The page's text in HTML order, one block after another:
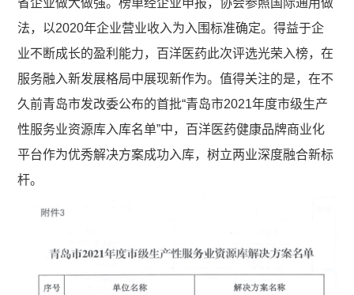
省企业做大做强。榜单经企业申报，协会参照国际通用做
法，以2020年企业营业收入为入围标准确定。得益于企
业不断成长的盈利能力，百洋医药此次评选光荣入榜，在
服务融入新发展格局中展现新作为。值得关注的是，在不
久前青岛市发改委公布的首批“青岛市2021年度市级生产
性服务业资源库入库名单”中，百洋医药健康品牌商业化
平台作为优秀解决方案成功入库，树立两业深度融合新标
杆。